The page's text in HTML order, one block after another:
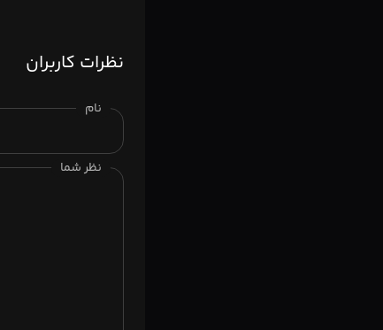
نظرات کاربران
نام
نظر شما